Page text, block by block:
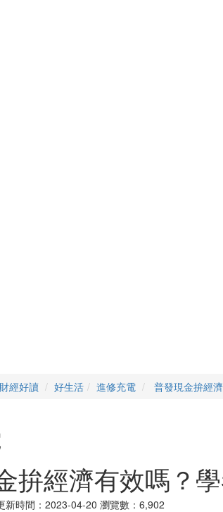
財經好讀 好生活 進修充電 普發現金拚經
拚經濟有效嗎？
時間：2023-04-20 瀏覽數：6,902